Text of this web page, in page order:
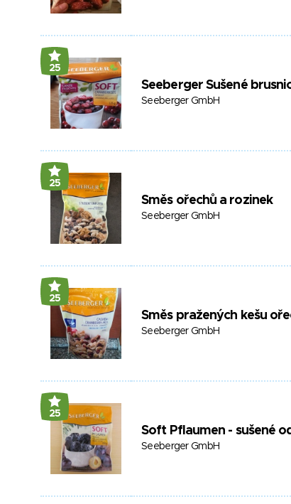
25
Seeberger Sušené
Seeberger GmbH
25
Směs ořechů a rozinek
Seeberger GmbH
25
Směs pražených kešu
Seeberger GmbH
25
Soft Pflaumen - sušené
Seeberger GmbH